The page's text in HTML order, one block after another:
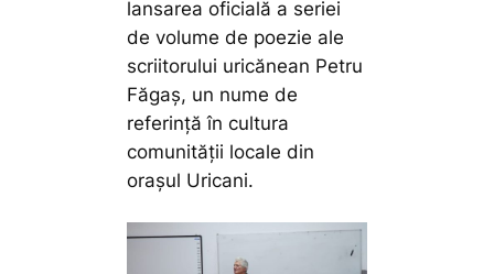
lansarea oficială a seriei
de volume de poezie ale
scriitorului uricănean Petru
Făgaș, un nume de
referință în cultura
comunității locale din
orașul Uricani.